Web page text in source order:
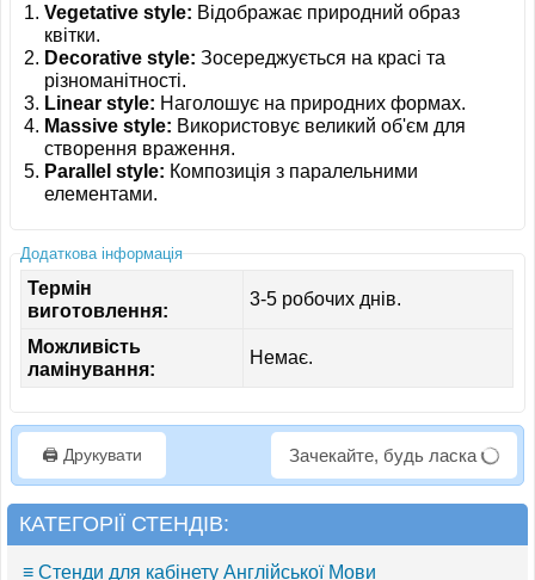
Vegetative style: Відображає природний образ
квітки.
Decorative style: Зосереджується на красі та
різноманітності.
Linear style: Наголошує на природних формах.
Massive style: Використовує великий об'єм для
створення враження.
Parallel style: Композиція з паралельними
елементами.
Додаткова інформація
Термін
виготовлення:
3-5 робочих днів.
Можливість
ламінування:
Немає.
🖨️ Друкувати Зачекайте, будь ласка
КАТЕГОРІЇ СТЕНДІВ:
≡ Стенди для кабінету Англійської Мови